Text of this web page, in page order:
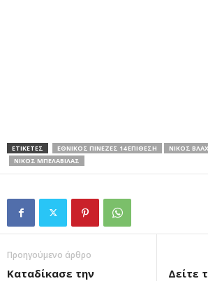
ΕΤΙΚΕΤΕΣ ΕΘΝΙΚΟΣ ΠΙΝΕΖΕΣ 14 ΕΠΙΘΕΣΗ
ΝΙΚΟΣ
ΝΙΚΟΣ ΜΠΕΛΑΒΙΛΑΣ
Προηγούμενο άρθρο
Καταδίκασε την
Δείτε